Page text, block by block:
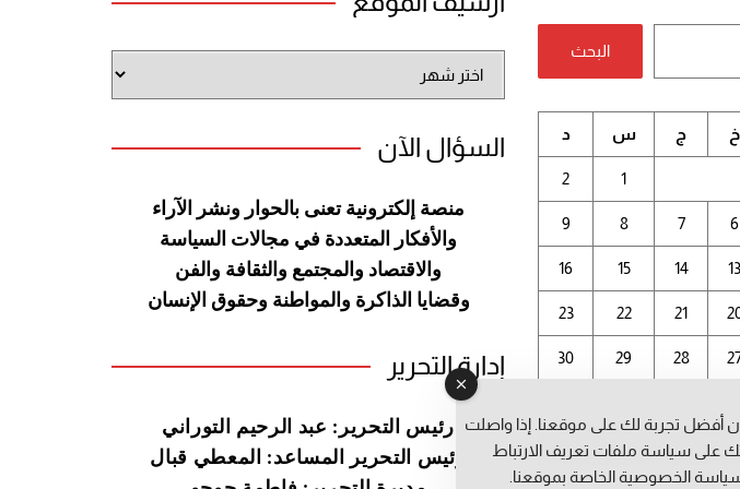
البحث
خ ج س د
1
2
6
7
8
9
13
14
15
16
21
22
23
28
29
30
الموقع
السؤال الآن
منصة إلكترونية تعنى بالحوار ونشر
الآراء
والأفكار المتعددة في مجالات السياسة
والاقتصاد والمجتمع والثقافة والفن
وقضايا الذاكرة والمواطنة وحقوق الإنسان
إدارة التحرير
رئيس التحرير: عبد الرحيم التوراني
رئيس التحرير المساعد: المعطي قبال
أفضل تجربة لك على موقعنا. إذا واصلت
على سياسة ملفات تعريف الارتباط
الخصوصيةالخاصة بموقعنا.